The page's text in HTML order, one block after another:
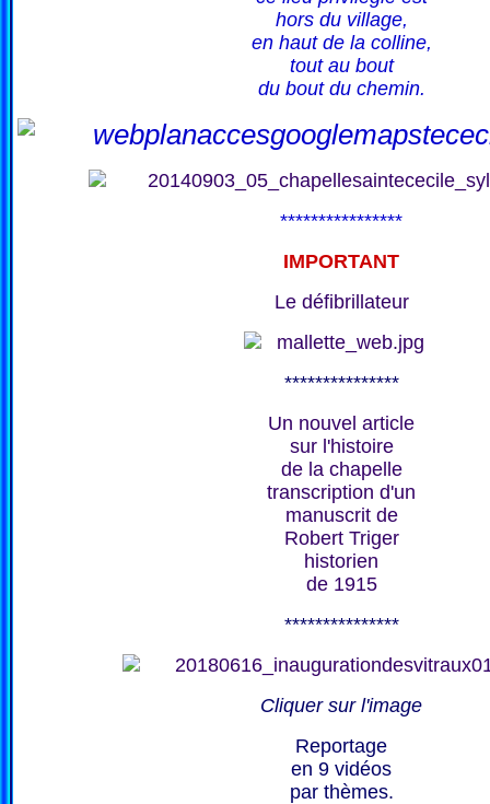
hors du village,
en haut de la colline,
tout au bout
du bout du chemin.
****************
IMPORTANT
Le défibrillateur
***************
Un nouvel article
sur l'histoire
de la chapelle
transcription d'un
manuscrit de
Robert Triger
historien
de 1915
***************
Cliquer sur l'image
Reportage
en 9 vidéos
par thèmes.